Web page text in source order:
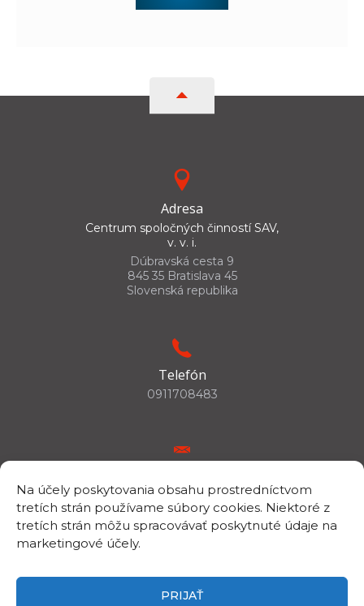
Na účely poskytovania obsahu prostredníctvom
tretích strán používame súbory cookies. Niektoré z
tretích strán môžu spracovávať poskytnuté údaje na
marketingové účely.
PRIJAŤ
Adresa
Centrum spoločných činností SAV,
v. v. i.
Dúbravská cesta 9
845 35 Bratislava 45
Slovenská republika
Telefón
0911708483
csc.info@savba.sk
IČO/DIČ
IČO: 00398144